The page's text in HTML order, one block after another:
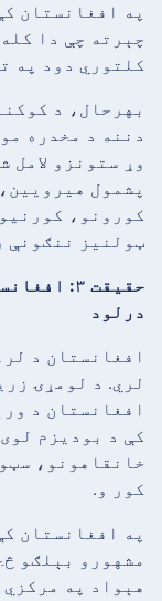
په افغانستان
چېرته چې دا
کلتوري دود په
بهرحال، د
دننه د مخدره
وړ ستونزو لامل
پشمول
کورونو،
ټولنیز ننګونې
حقیقت ۳:
درلود
افغانستان د
لري. د لومړۍ
افغانستان د
کې د بودیزم
خانقاهونو،
کور و.
په افغانستان
مشهورو بېلګو
هېواد په